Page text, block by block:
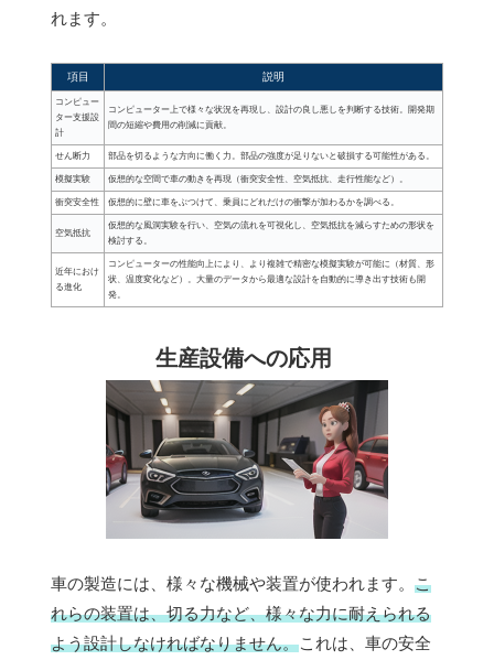
れます。
項目 説明
コンピュー
ター支援設
計
コンピューター上で様々な状況を再現し、設計の良し悪しを判断する技術。開発期
間の短縮や費用の削減に貢献。
せん断力 部品を切るような方向に働く力。部品の強度が足りないと破損する可能性がある。
模擬実験 仮想的な空間で車の動きを再現（衝突安全性、空気抵抗、走行性能など）。
衝突安全性 仮想的に壁に車をぶつけて、乗員にどれだけの衝撃が加わるかを調べる。
空気抵抗
仮想的な風洞実験を行い、空気の流れを可視化し、空気抵抗を減らすための形状を
検討する。
近年におけ
る進化
コンピューターの性能向上により、より複雑で精密な模擬実験が可能に（材質、形
状、温度変化など）。大量のデータから最適な設計を自動的に導き出す技術も開
発。
生産設備への応用
車の製造には、様々な機械や装置が使われます。 こ
れらの装置は、切る力など、様々な力に耐えられる
よう設計しなければなりません。これは、車の安全